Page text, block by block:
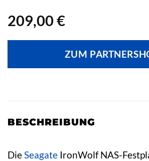
209,00 €
ZUM
BESCHREIBUNG
Die Seagate IronWolf NAS-